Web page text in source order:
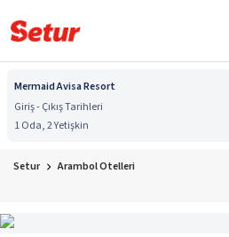
Mermaid Avisa Resort
Giriş - Çıkış Tarihleri
1 Oda, 2 Yetişkin
Setur Arambol Otelleri